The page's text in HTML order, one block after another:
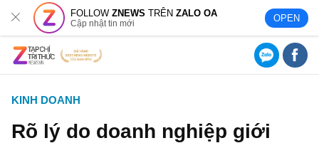
FOLLOWZNEWS TRÊNZALO OA
Cập nhật tin mới OPEN
KINH DOANH
Rõ lý do doanh nghiệp giới